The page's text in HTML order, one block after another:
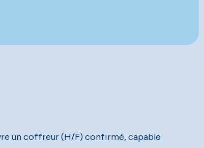
un coffreur (H/F) confirmé, capable